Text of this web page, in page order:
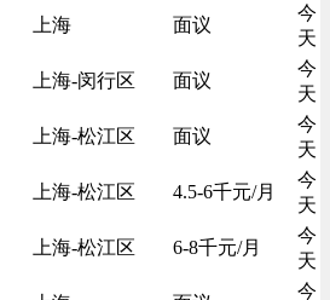
上海 面议
今
天
上海-闵行区 面议
今
天
上海-松江区 面议
今
天
上海-松江区 4.5-6千元/月
今
天
上海-松江区 6-8千元/月
今
天
今